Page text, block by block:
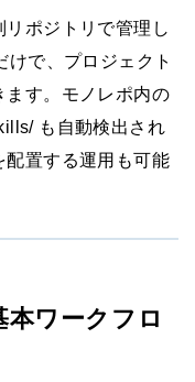
ポジトリで管理し
で、プロジェクト
ます。モノレポ内の
も自動検出され
配置する運用も可能
ワークフロ